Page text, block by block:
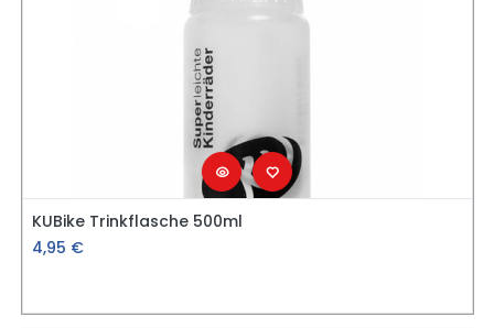
KUBike Trinkflasche 500ml
4,95 €